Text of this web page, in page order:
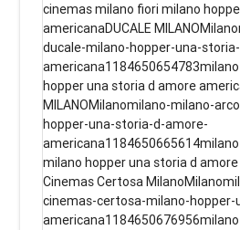
cinemas milano fiori milano
americanaDUCALE
ducale-milano-hopper-una-
hopper una storia d amore
MILANOMilanomilano-milano-
hopper-una-storia-d-amore-
milano hopper una storia d
Cinemas Certosa
cinemas-certosa-milano-